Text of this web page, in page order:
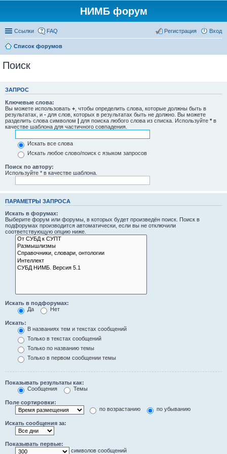
НИМБ форум
Ссылки FAQ Вход
Регистрация
Список форумов
Поиск
ЗАПРОС
Ключевые слова:
Вы можете использовать + , чтобы определить слова, которые должны быть в
результатах, и - для слов, которых в результатах быть не должно. Вы можете
разделить слова символом | для поиска любого слова из списка. Используйте * в
качестве шаблона для частичного совпадения.
Искать все слова
Искать любое слово/поиск с языком запросов
Поиск по автору:
Используйте * в качестве шаблона.
ПАРАМЕТРЫ ЗАПРОСА
Искать в форумах:
Выберите форум или форумы, в которых будет произведён поиск. Поиск в
подфорумах производится автоматически, если вы не отключили
соответствующую опцию ниже.
Искать в подфорумах:
Да
Нет
Искать:
В названиях тем и текстах сообщений
Только в текстах сообщений
Только по названию темы
Только в первом сообщении темы
Показывать результаты как:
Сообщения
Темы
Поле сортировки:
по возрастанию
по убыванию
Искать сообщения за:
Показывать первые:
символов сообщений